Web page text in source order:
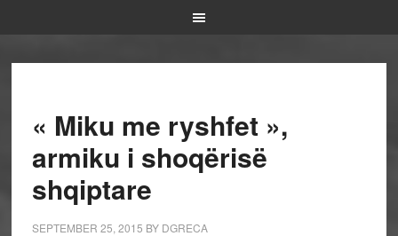
« Miku me ryshfet »,
armiku i shoqërisë
shqiptare
SEPTEMBER 25, 2015 BY DGRECA